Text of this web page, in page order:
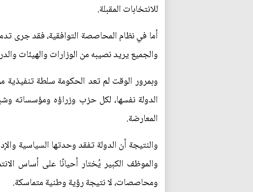
للانتخابات المقبلة.
أما في نظام المحاصصة التوافقية، فقد جرى
والجميع يريد نصيبه من الوزارات والهيئات
وبمرور الوقت لم تعد الحكومة سلطة
الدولة نفسها، لكل حزب وزراؤه ومؤسساته
المعارضة.
والنتيجة أن الدولة تفقد وحدتها السياسية
والموظف الكبير يُختار أحيانًا على أساس
ومحاصصات، لا نتيجة رؤية وطنية متماسكة.